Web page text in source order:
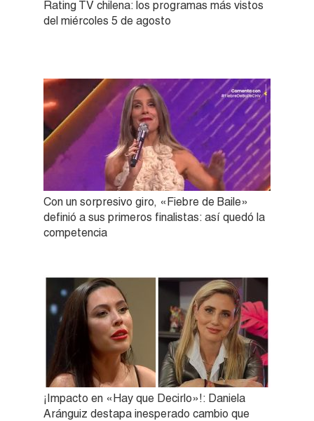
Rating TV chilena: los programas más vistos
del miércoles 5 de agosto
Con un sorpresivo giro, «Fiebre de Baile»
definió a sus primeros finalistas: así quedó la
competencia
¡Impacto en «Hay que Decirlo»!: Daniela
Aránguiz destapa inesperado cambio que